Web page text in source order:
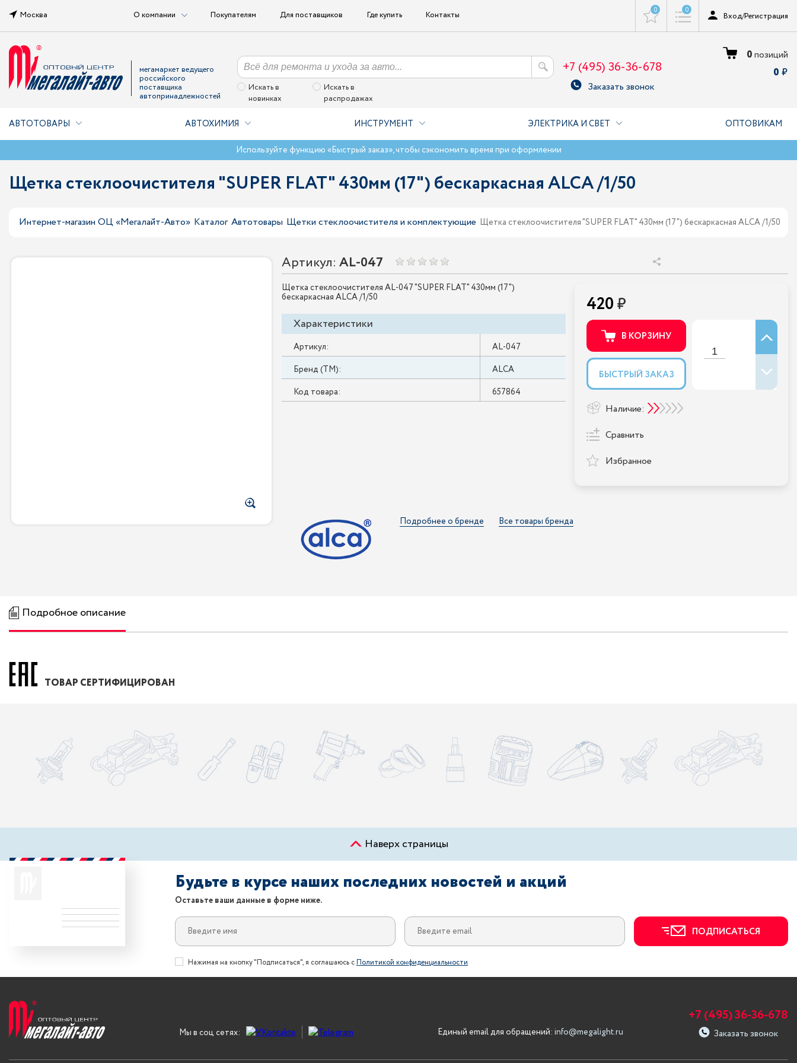
Москва О компании Покупателям Для поставщиков Где купить Контакты 0 0
Вход/Регистрация
мегамаркет ведущего
российского
поставщика
автопринадлежностей
Искать в
новинках
Искать в
распродажах
+7 (495) 36-36-678
Заказать звонок
0позиций
0
АВТОТОВАРЫ АВТОХИМИЯ ИНСТРУМЕНТ ЭЛЕКТРИКА И СВЕТ ОПТОВИКАМ
Используйте функцию «Быстрый заказ», чтобы сэкономить время при оформлении
Щетка стеклоочистителя "SUPER FLAT" 430мм (17") беcкаркасная ALCA /1/50
Интернет-магазин ОЦ «Мегалайт-Авто» Каталог Автотовары Щетки стеклоочистителя и комплектующие Щетка стеклоочистителя "SUPER FLAT" 430мм (17") беcкаркасная ALCA /1/50
Артикул: AL-047
Щетка стеклоочистителя AL-047 "SUPER FLAT" 430мм (17")
беcкаркасная ALCA /1/50
Характеристики
Артикул:
AL-047
Бренд (ТМ):
ALCA
Код товара:
657864
420
В КОРЗИНУ
БЫСТРЫЙ ЗАКАЗ
Наличие:
Сравнить
Избранное
Подробнее о бренде Все товары бренда
Подробное описание
ТОВАР СЕРТИФИЦИРОВАН
Наверх страницы
Будьте в курсе наших последних новостей и акций
Оставьте ваши данные в форме ниже.
ПОДПИСАТЬСЯ
Нажимая на кнопку "Подписаться", я соглашаюсь сПолитикой конфиденциальности
Мы в соц сетях: Единый email для обращений: info@megalight.ru
+7 (495) 36-36-678
Заказать звонок